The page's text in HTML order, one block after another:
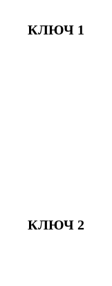
КЛЮЧ 1
КЛЮЧ 2